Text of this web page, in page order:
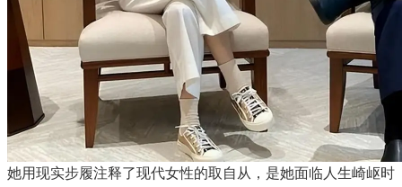
她用现实步履注释了现代女性的取自从，是她面临人生崎岖时